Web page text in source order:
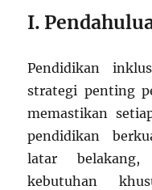
I.
Pendidikan
strategi penting
memastikan
pendidikan
latar
kebutuhan